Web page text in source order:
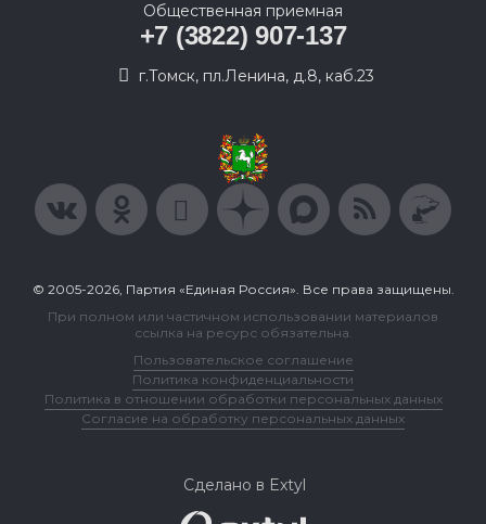
Общественная приемная
+7 (3822) 907-137
г.Томск, пл.Ленина, д.8, каб.23
© 2005-2026, Партия «Единая Россия». Все права защищены.
При полном или частичном использовании материалов
ссылка на ресурс обязательна.
Пользовательское соглашение
Политика конфиденциальности
Политика в отношении обработки персональных данных
Согласие на обработку персональных данных
Сделано в Extyl